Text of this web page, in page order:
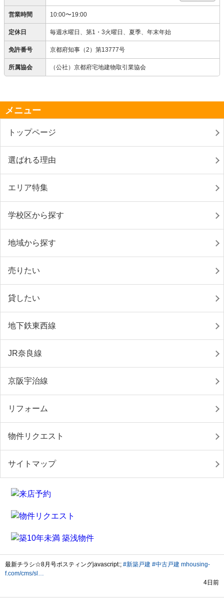
営業時間 10:00〜19:00
定休日 毎週水曜日、第1・3火曜日、夏季、年末年始
免許番号 京都府知事（2）第13777号
所属協会 （公社）京都府宅地建物取引業協会
メニュー
トップページ
選ばれる理由
エリア特集
学校区から探す
地域から探す
売りたい
貸したい
地下鉄東西線
JR奈良線
京阪宇治線
リフォーム
物件リクエスト
サイトマップ